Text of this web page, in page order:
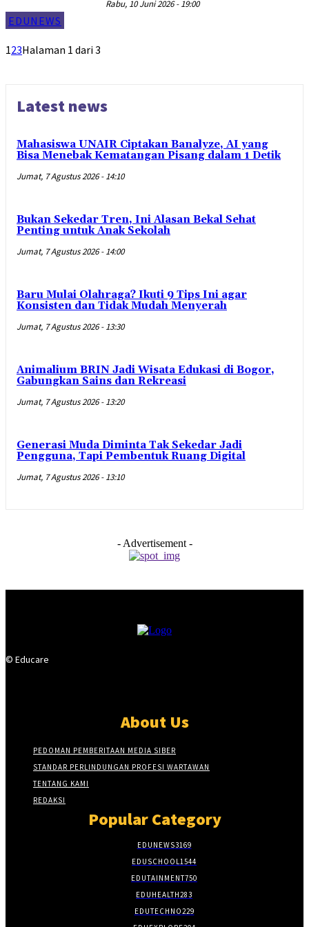
EDUNEWS
Rabu, 10 Juni 2026 - 19:00
123Halaman 1 dari 3
Latest news
Mahasiswa UNAIR Ciptakan Banalyze, AI yang
Bisa Menebak Kematangan Pisang dalam 1 Detik
Jumat, 7 Agustus 2026 - 14:10
Bukan Sekedar Tren, Ini Alasan Bekal Sehat
Penting untuk Anak Sekolah
Jumat, 7 Agustus 2026 - 14:00
Baru Mulai Olahraga? Ikuti 9 Tips Ini agar
Konsisten dan Tidak Mudah Menyerah
Jumat, 7 Agustus 2026 - 13:30
Animalium BRIN Jadi Wisata Edukasi di Bogor,
Gabungkan Sains dan Rekreasi
Jumat, 7 Agustus 2026 - 13:20
Generasi Muda Diminta Tak Sekedar Jadi
Pengguna, Tapi Pembentuk Ruang Digital
Jumat, 7 Agustus 2026 - 13:10
- Advertisement -
© Educare
About Us
PEDOMAN PEMBERITAAN MEDIA SIBER
STANDAR PERLINDUNGAN PROFESI WARTAWAN
TENTANG KAMI
REDAKSI
Popular Category
EDUNEWS3169
EDUSCHOOL1544
EDUTAINMENT750
EDUHEALTH283
EDUTECHNO229